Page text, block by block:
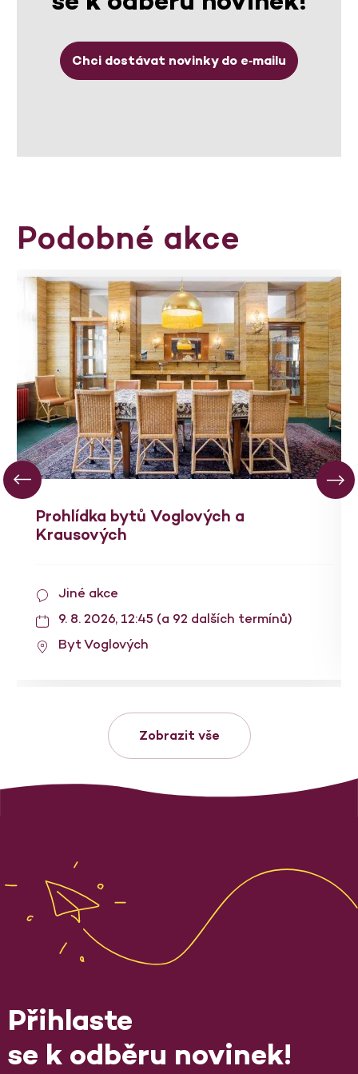
Chci dostávat novinky do e‑mailu
Podobné akce
Prohlídka bytů Voglových a
Krausových
Jiné akce
9. 8. 2026, 12:45 (a 92 dalších termínů)
Byt Voglových
Zobrazit vše
Přihlaste
se k odběru novinek!